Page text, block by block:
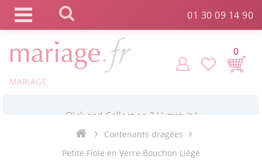
01 30 09 14 90
MARIAGE
0
Contenants dragées
Petite Fiole en Verre Bouchon Liège
Panneau de gestion des cookies